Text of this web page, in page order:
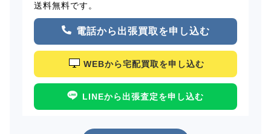
送料無料です。
電話から出張買取を申し込む
WEBから宅配買取を申し込む
LINEから出張査定を申し込む